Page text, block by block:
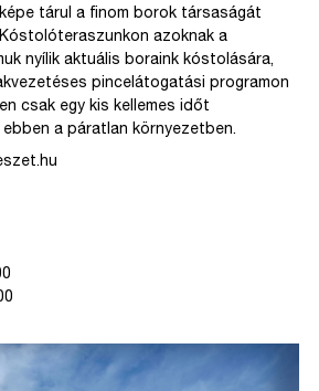
tárul a finom borok társaságát
azoknak a
nyílik aktuális boraink kóstolására,
pincelátogatási programon
csak egy kis kellemes időt
a páratlan környezetben.